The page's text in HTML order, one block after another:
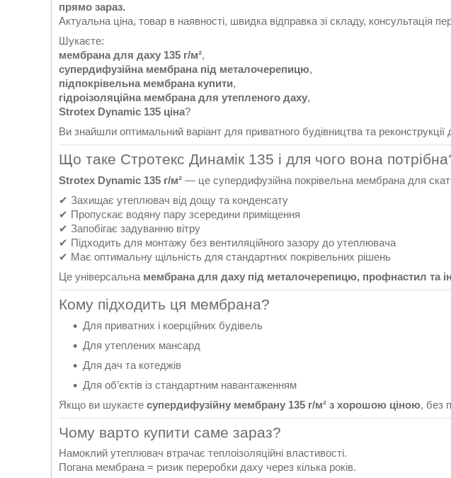
прямо зараз.
Актуальна ціна, товар в наявності, швидка відправка зі складу, консультація
Шукаєте:
мембрана для даху 135 г/м²,
супердифузійна мембрана під металочерепицю,
підпокрівельна мембрана купити,
гідроізоляційна мембрана для утепленого даху,
Strotex Dynamic 135 ціна?
Ви знайшли оптимальний варіант для приватного будівництва та реконструкції
Що таке Стротекс Динамік 135 і для чого вона
Strotex Dynamic 135 г/м² — це супердифузійна покрівельна мембрана для
✔ Захищає утеплювач від дощу та конденсату
✔ Пропускає водяну пару зсередини приміщення
✔ Запобігає задуванню вітру
✔ Підходить для монтажу без вентиляційного зазору до утеплювача
✔ Має оптимальну щільність для стандартних покрівельних рішень
Це універсальна мембрана для даху під металочерепицю, профнастил та
Кому підходить ця мембрана?
Для приватних і коерційних будівель
Для утеплених мансард
Для дач та котеджів
Для об’єктів із стандартним навантаженням
Якщо ви шукаєте супердифузійну мембрану 135 г/м² з хорошою ціною, без
Чому варто купити саме зараз?
Намоклий утеплювач втрачає теплоізоляційні властивості.
Погана мембрана = ризик переробки даху через кілька років.